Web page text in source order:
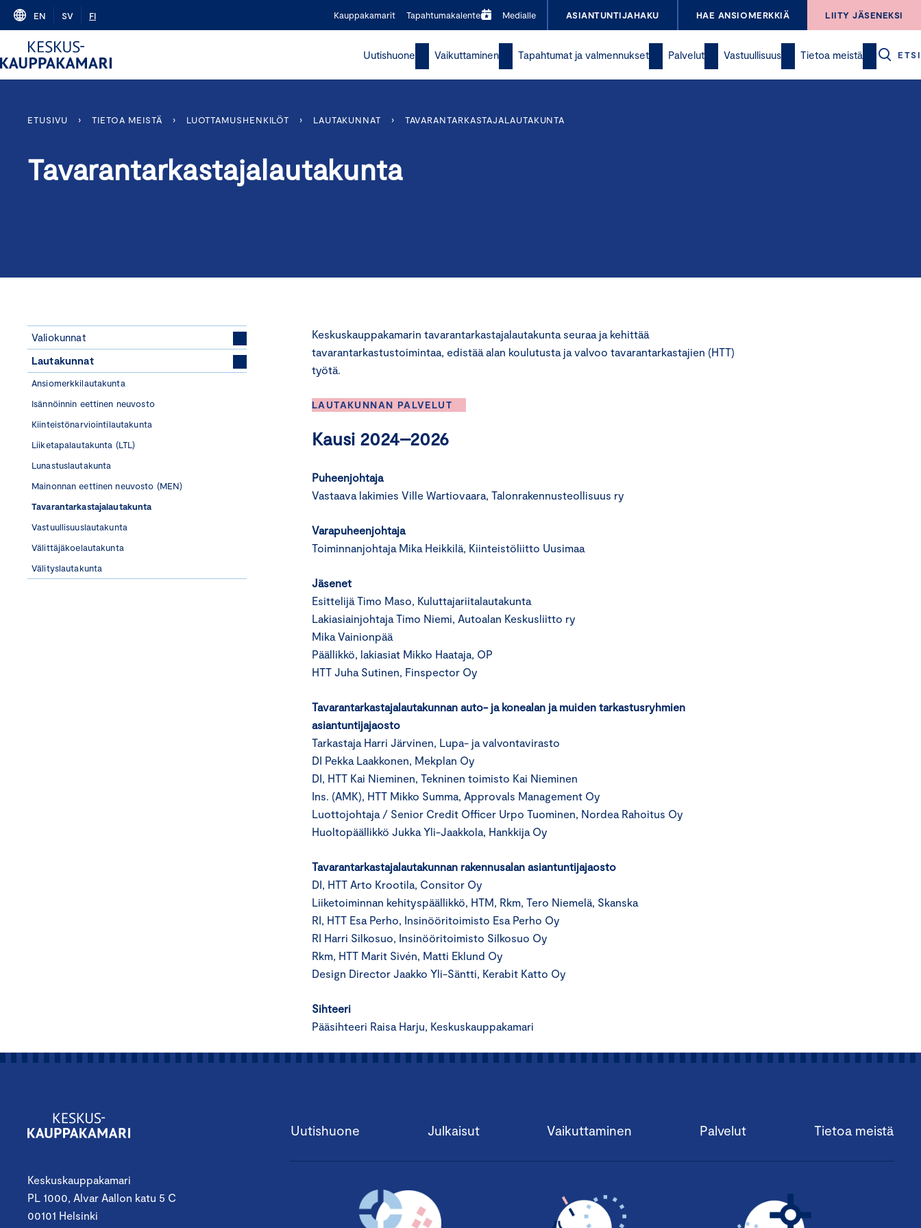
Skip
content
EN SV FI Kauppakamarit Tapahtumakalenteri Medialle ASIANTUNTIJAHAKU HAE ANSIOMERKKIÄ LIITY JÄSENEKSI
Uutishuone Vaikuttaminen Tapahtumat ja valmennukset Palvelut Vastuullisuus Tietoa meistä ETSI
ETUSIVU › TIETOA MEISTÄ › LUOTTAMUSHENKILÖT › LAUTAKUNNAT › TAVARANTARKASTAJALAUTAKUNTA
Tavarantarkastajalautakunta
Valiokunnat
Lautakunnat
Ansiomerkkilautakunta
Isännöinnin eettinen neuvosto
Kiinteistönarviointilautakunta
Liiketapalautakunta (LTL)
Lunastuslautakunta
Mainonnan eettinen neuvosto (MEN)
Tavarantarkastajalautakunta
Vastuullisuuslautakunta
Välittäjäkoelautakunta
Välityslautakunta
Keskuskauppakamarin tavarantarkastajalautakunta seuraa ja kehittää
tavarantarkastustoimintaa, edistää alan koulutusta ja valvoo tavarantarkastajien (HTT)
työtä.
LAUTAKUNNAN PALVELUT
Kausi 2024–2026
Puheenjohtaja
Vastaava lakimies Ville Wartiovaara, Talonrakennusteollisuus ry
Varapuheenjohtaja
Toiminnanjohtaja Mika Heikkilä, Kiinteistöliitto Uusimaa
Jäsenet
Esittelijä Timo Maso, Kuluttajariitalautakunta
Lakiasiainjohtaja Timo Niemi, Autoalan Keskusliitto ry
Mika Vainionpää
Päällikkö, lakiasiat Mikko Haataja, OP
HTT Juha Sutinen, Finspector Oy
Tavarantarkastajalautakunnan auto- ja konealan ja muiden tarkastusryhmien
asiantuntijajaosto
Tarkastaja Harri Järvinen, Lupa- ja valvontavirasto
DI Pekka Laakkonen, Mekplan Oy
DI, HTT Kai Nieminen, Tekninen toimisto Kai Nieminen
Ins. (AMK), HTT Mikko Summa, Approvals Management Oy
Luottojohtaja / Senior Credit Officer Urpo Tuominen, Nordea Rahoitus Oy
Huoltopäällikkö Jukka Yli-Jaakkola, Hankkija Oy
Tavarantarkastajalautakunnan rakennusalan asiantuntijajaosto
DI, HTT Arto Krootila, Consitor Oy
Liiketoiminnan kehityspäällikkö, HTM, Rkm, Tero Niemelä, Skanska
RI, HTT Esa Perho, Insinööritoimisto Esa Perho Oy
RI Harri Silkosuo, Insinööritoimisto Silkosuo Oy
Rkm, HTT Marit Sivén, Matti Eklund Oy
Design Director Jaakko Yli-Säntti, Kerabit Katto Oy
Sihteeri
Pääsihteeri Raisa Harju, Keskuskauppakamari
Keskuskauppakamari
PL 1000, Alvar Aallon katu 5 C
00101 Helsinki
Uutishuone Julkaisut Vaikuttaminen Palvelut Tietoa meistä